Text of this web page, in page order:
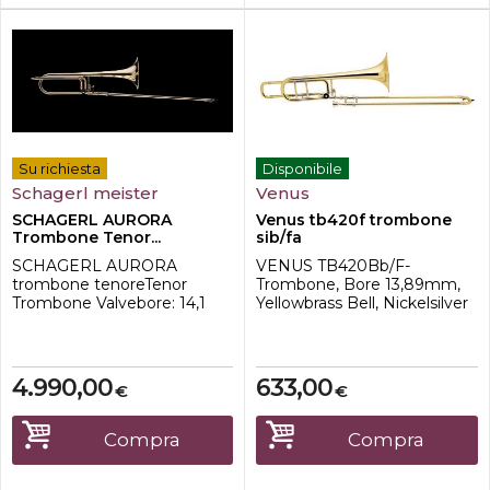
Su richiesta
Schagerl meister
SCHAGERL AURORA
Trombone Tenor...
SCHAGERL AURORA
trombone tenoreTenor
Trombone Valvebore: 14,1
sviluppata in collaborazione
con i trombonisti della
Vienna Symphony Orchestra
(Otmar Gaiswinkler e
Wolfgang Pfistermüller).
Otmar Gaiswinkler ci ha
€
4.990,00
Compra
Disponibile
Venus
Venus tb420f trombone
sib/fa
VENUS TB420Bb/F-
Trombone, Bore 13,89mm,
Yellowbrass Bell, Nickelsilver
appassionati che vogliono
avere uno strumento facile
da suonare con un ottimo
rapporto prezzo/qualità, con
3 ANNI DI GARANZIA!
Trombone tenore in Sib Val...
€
633,00
Compra